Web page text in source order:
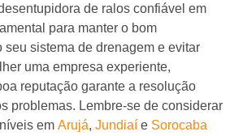
de ralos confiável em
para manter o bom
seu sistema de drenagem e evitar
uma empresa experiente,
reputação garante a resolução
problemas. Lembre-se de considerar
em Arujá, Jundiaí e Sorocaba